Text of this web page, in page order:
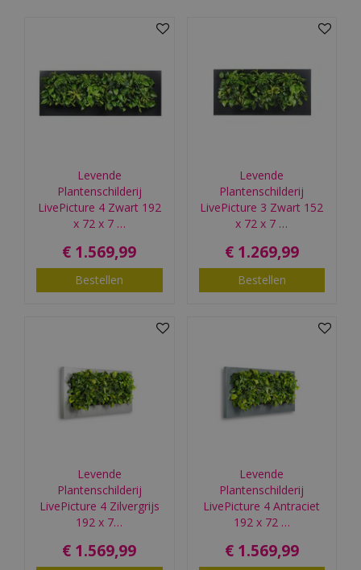
Levende
Plantenschilderij
LivePicture 4 Zwart 192
x 72 x 7 …
€ 1.569,99
Bestellen
Levende
Plantenschilderij
LivePicture 3 Zwart 152
x 72 x 7 …
€ 1.269,99
Bestellen
Levende
Plantenschilderij
LivePicture 4 Zilvergrijs
192 x 7…
€ 1.569,99
Levende
Plantenschilderij
LivePicture 4 Antraciet
192 x 72 …
€ 1.569,99